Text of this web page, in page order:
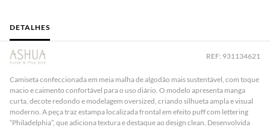
DETALHES
REF: 931134621
Camiseta confeccionada em meia malha de algodão mais sustentável, com toque
macio e caimento confortável para o uso diário. O modelo apresenta manga
curta, decote redondo e modelagem oversized, criando silhueta ampla e visual
moderno. A peça traz estampa localizada frontal em efeito puff com lettering
“Philadelphia”, que adiciona textura e destaque ao design clean. Desenvolvida